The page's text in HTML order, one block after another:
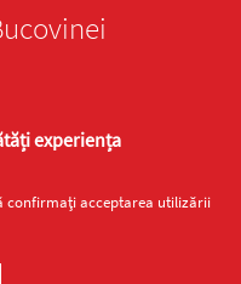
experiența
confirmați acceptarea utilizării